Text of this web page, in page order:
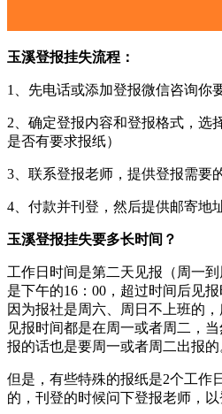
玉溪登报挂失流程：
1、先电话或添加登报微信咨询你
2、确定登报内容和登报格式，选
是否有要求报纸）
3、联系登报老师，提供登报需要
4、付款并刊登，然后提供邮寄地
玉溪登报挂失要多长时间？
工作日时间是第二天见报（周一
是下午的16：00，超过时间后见报
因为报社是周六、周日不上班的
见报时间都是在周一或者周二，
报的话也是要周一或者周二出报的
但是，有些特殊的报纸是2个工作
的，刊登的时候问下登报老师，以